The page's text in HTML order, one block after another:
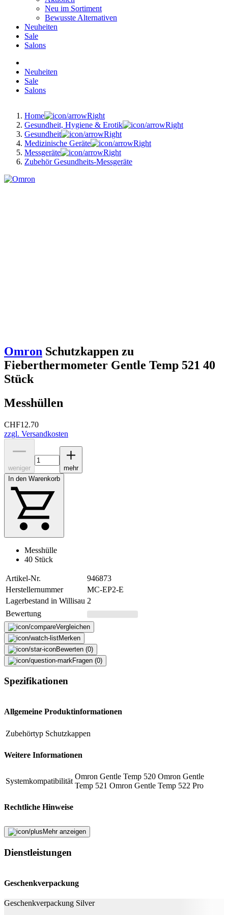
Neu im Sortiment
Bewusste Alternativen
Neuheiten
Sale
Salons
Neuheiten
Sale
Salons
Home
Gesundheit, Hygiene & Erotik
Gesundheit
Medizinische Geräte
Messgeräte
Zubehör Gesundheits-Messgeräte
Omron Schutzkappen zu
Fieberthermometer Gentle Temp 521 40
Stück
Messhüllen
CHF12.70
zzgl. Versandkosten
weniger
mehr
In den Warenkorb
Messhülle
40 Stück
Artikel-Nr.
946873
Herstellernummer
MC-EP2-E
Lagerbestand in Willisau 2
Bewertung
Vergleichen
Merken
Bewerten (0)
Fragen (0)
Spezifikationen
Allgemeine Produktinformationen
Zubehörtyp Schutzkappen
Weitere Informationen
Systemkompatibilität
Omron Gentle Temp 520 Omron Gentle
Temp 521 Omron Gentle Temp 522 Pro
Rechtliche Hinweise
CH-Importeur
Advance AG, Zugerstrasse 162, 8820
Wädenswil
Medizinproduktklasse
Mehr anzeigen
Dienstleistungen
Geschenkverpackung
Geschenkverpackung Silver